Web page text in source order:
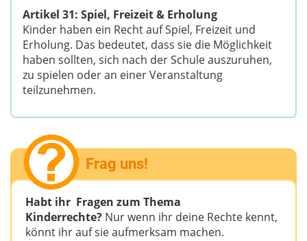
Artikel 31: Spiel, Freizeit & Erholung
Kinder haben ein Recht auf Spiel, Freizeit und
Erholung. Das bedeutet, dass sie die Möglichkeit
haben sollten, sich nach der Schule auszuruhen,
zu spielen oder an einer Veranstaltung
teilzunehmen.
Frag uns!
Habt ihr Fragen zum Thema
Kinderrechte? Nur wenn ihr deine Rechte kennt,
könnt ihr auf sie aufmerksam machen.